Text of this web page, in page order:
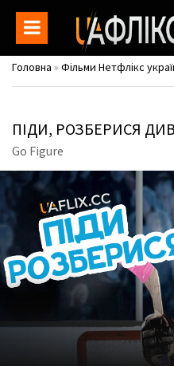
Головна » Фільми Нетфлікс
ПІДИ, РОЗБЕРИСЯ
Go Figure